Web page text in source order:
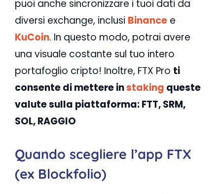
puoi anche sincronizzare i tuoi dati da
diversi exchange, inclusi Binance e
KuCoin. In questo modo, potrai avere
una visuale costante sul tuo intero
portafoglio cripto! Inoltre, FTX Pro ti
consente di mettere instaking queste
valute sulla piattaforma: FTT, SRM,
SOL, RAGGIO
Quando scegliere l’app FTX
(ex Blockfolio)